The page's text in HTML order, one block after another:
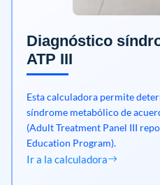
Diagnóstico
ATP III
Esta calculadora permite
síndrome metabólico de
(Adult Treatment Panel III
Education Program).
Ir a la calculadora